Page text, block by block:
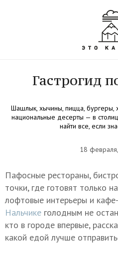
Гастрогид
Шашлык, хычины, пицца, бургеры,
национальные десерты — в
найти все, если
18
Пафосные рестораны,
точки, где готовят только
лофтовые интерьеры и
Нальчике голодным не
кто в городе впервые,
какой едой лучше